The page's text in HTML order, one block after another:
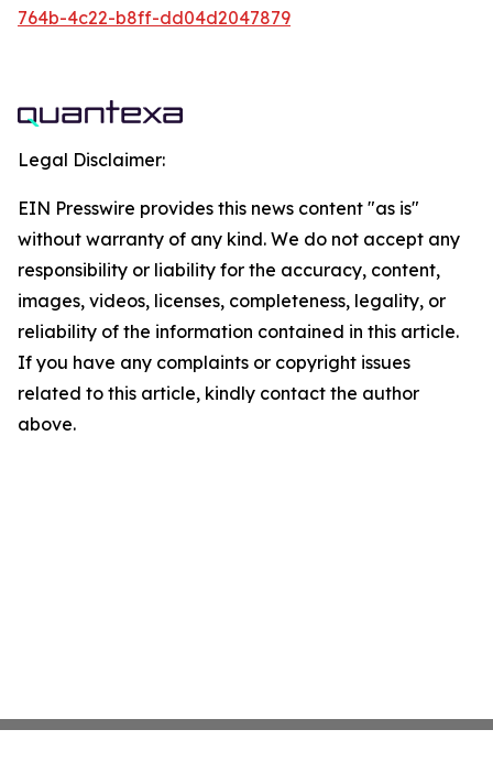
764b-4c22-b8ff-dd04d2047879
Legal Disclaimer:
EIN Presswire provides this news content "as is"
without warranty of any kind. We do not accept any
responsibility or liability for the accuracy, content,
images, videos, licenses, completeness, legality, or
reliability of the information contained in this article.
If you have any complaints or copyright issues
related to this article, kindly contact the author
above.